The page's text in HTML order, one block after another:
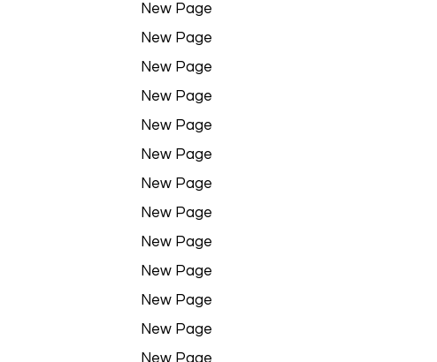
New Page
New Page
New Page
New Page
New Page
New Page
New Page
New Page
New Page
New Page
New Page
New Page
New Page